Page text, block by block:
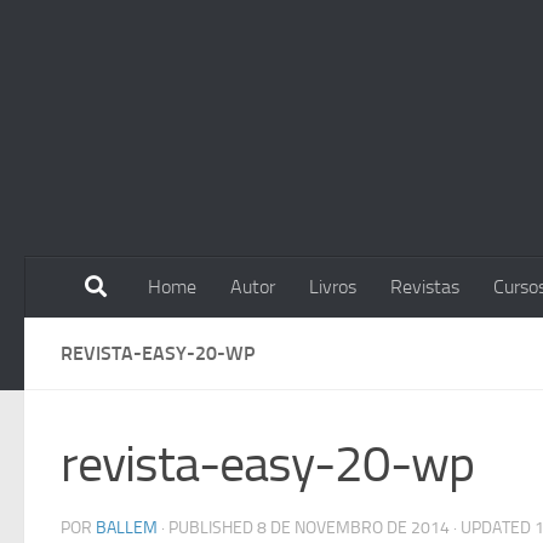
Home Autor Livros Revistas
REVISTA-EASY-20-WP
revista-easy-20-wp
POR BALLEM · PUBLISHED 8 DE NOVEMBRO DE 2014 · UPDATED